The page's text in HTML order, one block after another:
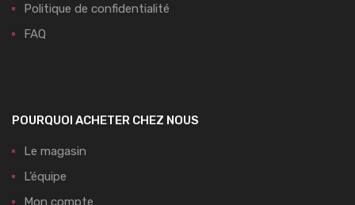
Politique de confidentialité
FAQ
POURQUOI ACHETER CHEZ NOUS
Le magasin
L’équipe
Mon compte